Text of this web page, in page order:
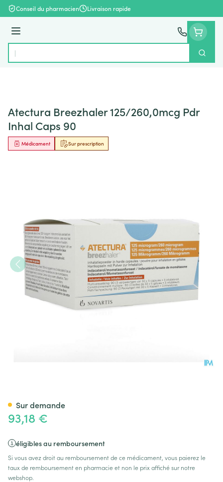
Aller au contenu
Conseil du pharmacien Livraison rapide
Menu
Rechercher
Atectura Breezhaler 125/260,0mcg Pdr
Inhal Caps 90
Sur prescription
Médicament
93,18 €
éligibles au remboursement
Si vous avez droit au remboursement de ce médicament, vous paierez le
taux de remboursement en pharmacie et non le prix affiché sur notre
webshop.
Sur demande